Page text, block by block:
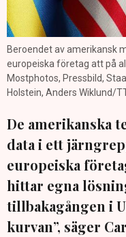
Beroendet av amerikansk
europeiska företag att på
Mostphotos, Pressbild,
Holstein, Anders Wiklund/
De amerikanska
data i ett
europeiska
hittar egna
tillbakagången i
kurvan”, säger